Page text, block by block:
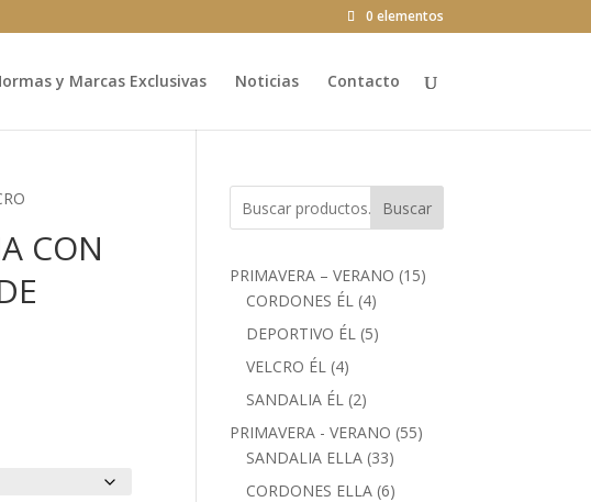
0 elementos
y Marcas Exclusivas Noticias Contacto
CON
Buscar
PRIMAVERA – VERANO 1515
CORDONES ÉL 44
productos
DEPORTIVO ÉL 55
VELCRO ÉL 44
productos
SANDALIA ÉL 22
productos
PRIMAVERA - VERANO 5555
SANDALIA ELLA 3333
productos
CORDONES ELLA 66